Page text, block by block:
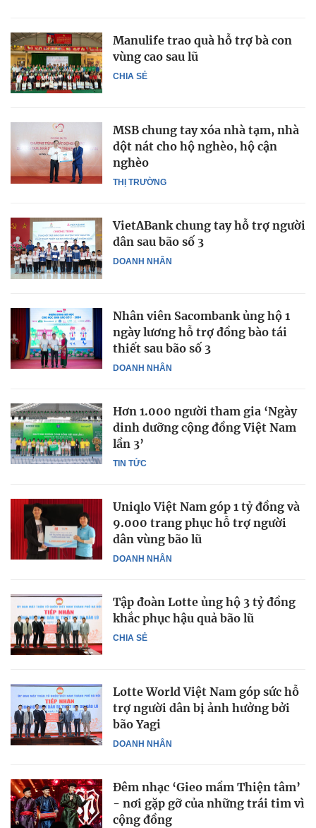
CHIA SẺ
Manulife trao quà hỗ trợ bà con
vùng cao sau lũ
THỊ TRƯỜNG
MSB chung tay xóa nhà tạm, nhà
dột nát cho hộ nghèo, hộ cận
nghèo
DOANH NHÂN
VietABank chung tay hỗ trợ người
dân sau bão số 3
DOANH NHÂN
Nhân viên Sacombank ủng hộ 1
ngày lương hỗ trợ đồng bào tái
thiết sau bão số 3
TIN TỨC
Hơn 1.000 người tham gia ‘Ngày
dinh dưỡng cộng đồng Việt Nam
lần 3’
DOANH NHÂN
Uniqlo Việt Nam góp 1 tỷ đồng và
9.000 trang phục hỗ trợ người
dân vùng bão lũ
CHIA SẺ
Tập đoàn Lotte ủng hộ 3 tỷ đồng
khắc phục hậu quả bão lũ
DOANH NHÂN
Lotte World Việt Nam góp sức hỗ
trợ người dân bị ảnh hưởng bởi
bão Yagi
Đêm nhạc ‘Gieo mầm Thiện tâm’
- nơi gặp gỡ của những trái tim vì
cộng đồng